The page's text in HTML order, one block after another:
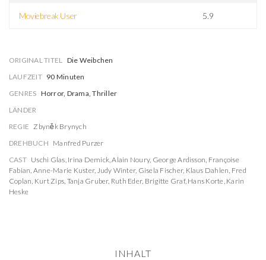
Moviebreak User 5.9
ORIGINAL TITEL Die Weibchen
LAUFZEIT 90 Minuten
GENRES Horror, Drama, Thriller
LÄNDER
REGIE Zbyněk Brynych
DREHBUCH Manfred Purzer
CAST Uschi Glas, Irina Demick,Alain Noury, George Ardisson, Françoise
Fabian, Anne-Marie Kuster, Judy Winter, Gisela Fischer, Klaus Dahlen, Fred
Coplan, Kurt Zips, Tanja Gruber, Ruth Eder, Brigitte Graf, Hans Korte, Karin
Heske
INHALT